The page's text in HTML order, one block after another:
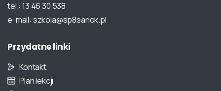
tel.: 13 46 30 538
e-mail: szkola@sp8sanok.pl
Przydatnelinki
Kontakt
Plan lekcji